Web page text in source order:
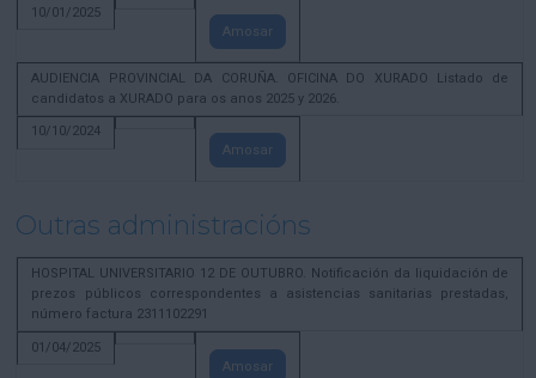
10/01/2025
Amosar
AUDIENCIA PROVINCIAL DA CORUÑA. OFICINA DO XURADO Listado de
candidatos a XURADO para os anos 2025 y 2026.
10/10/2024
Amosar
Outras administracións
HOSPITAL UNIVERSITARIO 12 DE OUTUBRO. Notificación da liquidación de
prezos públicos correspondentes a asistencias sanitarias prestadas,
número factura 2311102291
01/04/2025
Amosar